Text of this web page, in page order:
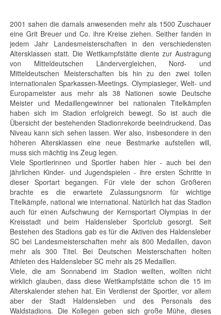
2001 sahen die damals anwesenden mehr als 1500 Zuschauer
eine Grit Breuer und Co. ihre Kreise ziehen. Seither fanden in
jedem Jahr Landesmeisterschaften in den verschiedensten
Altersklassen statt. Die Wettkampfstätte diente zur Austragung
von Mitteldeutschen Ländervergleichen, Nord- und
Mitteldeutschen Meisterschaften bis hin zu den zwei tollen
internationalen Sparkassen-Meetings. Olympiasieger, Welt- und
Europameister aus mehr als 38 Nationen sowie Deutsche
Meister und Medaillengewinner bei nationalen Titelkämpfen
haben sich im Stadion erfolgreich bewegt. So ist auch die
Übersicht der bestehenden Stadionrekorde beeindruckend. Das
Niveau kann sich sehen lassen. Wer also, insbesondere in den
höheren Altersklassen eine neue Bestmarke aufstellen will,
muss sich mächtig ins Zeug legen.
Viele Sportlerinnen und Sportler haben hier - auch bei den
jährlichen Kinder- und Jugendspielen - ihre ersten Schritte in
dieser Sportart begangen. Für viele der schon Größeren
brachte es die erwartete Zulassungsnorm für wichtige
Titelkämpfe, national wie international. Natürlich hat das Stadion
auch für einen Aufschwung der Kernsportart Olympias in der
Kreisstadt und beim Haldensleber Sportclub gesorgt. Seit
Bestehen des Stadions gab es für die Aktiven des Haldensleber
SC bei Landesmeisterschaften mehr als 800 Medaillen, davon
mehr als 300 Titel. Bei Deutschen Meisterschaften holten
Athleten des Haldensleber SC mehr als 25 Medaillen.
Viele, die am Sonnabend im Stadion weilten, wollten nicht
wirklich glauben, dass diese Wettkampfstätte schon die 15 im
Alterskalender stehen hat. Ein Verdienst der Sportler, vor allem
aber der Stadt Haldensleben und des Personals des
Waldstadions. Die Kollegen geben sich große Mühe, dieses